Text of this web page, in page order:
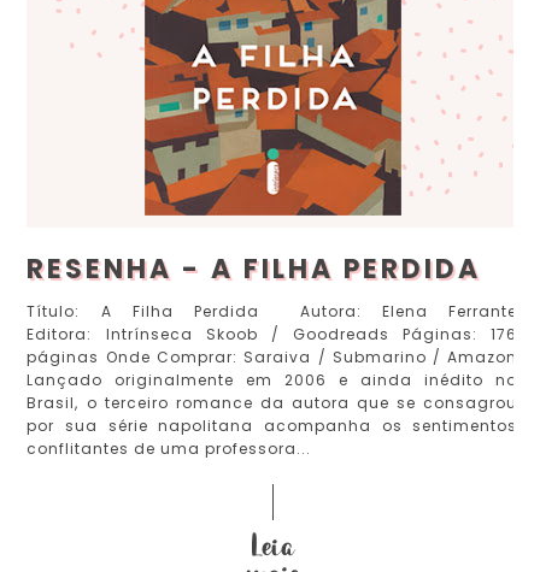
RESENHA - A FILHA PERDIDA
Título: A Filha Perdida Autora: Elena Ferrante
Editora: Intrínseca Skoob / Goodreads Páginas: 176
páginas Onde Comprar: Saraiva / Submarino / Amazon
Lançado originalmente em 2006 e ainda inédito no
Brasil, o terceiro romance da autora que se consagrou
por sua série napolitana acompanha os sentimentos
conflitantes de uma professora...